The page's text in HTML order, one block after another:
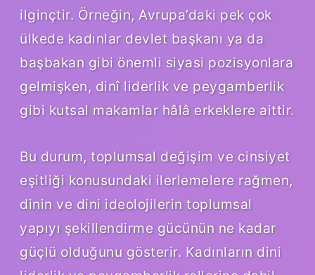
ilginçtir. Örneğin, Avrupa’daki pek çok
ülkede kadınlar devlet başkanı ya da
başbakan gibi önemli siyasi pozisyonlara
gelmişken, dinî liderlik ve peygamberlik
gibi kutsal makamlar hâlâ erkeklere aittir.
Bu durum, toplumsal değişim ve cinsiyet
eşitliği konusundaki ilerlemelere rağmen,
dinin ve dini ideolojilerin toplumsal
yapıyı şekillendirme gücünün ne kadar
güçlü olduğunu gösterir. Kadınların dini